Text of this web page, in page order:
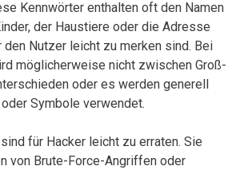
Kennwörter enthalten oft den Namen
der Haustiere oder die Adresse
Nutzer leicht zu merken sind. Bei
möglicherweise nicht zwischen Groß-
oder es werden generell
Symbole verwendet.
für Hacker leicht zu erraten. Sie
von Brute-Force-Angriffen oder